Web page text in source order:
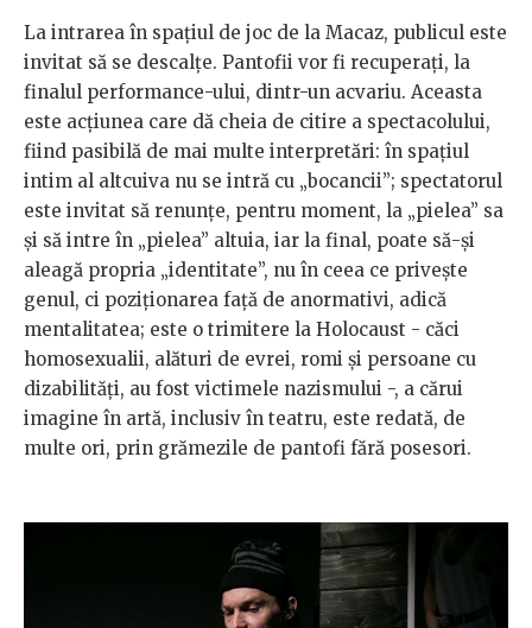
La intrarea în spaţiul de joc de la Macaz, publicul este
invitat să se descalţe. Pantofii vor fi recuperaţi, la
finalul performance-ului, dintr-un acvariu. Aceasta
este acţiunea care dă cheia de citire a spectacolului,
fiind pasibilă de mai multe interpretări: în spaţiul
intim al altcuiva nu se intră cu „bocancii”; spectatorul
este invitat să renunţe, pentru moment, la „pielea” sa
şi să intre în „pielea” altuia, iar la final, poate să-şi
aleagă propria „identitate”, nu în ceea ce priveşte
genul, ci poziţionarea faţă de anormativi, adică
mentalitatea; este o trimitere la Holocaust - căci
homosexualii, alături de evrei, romi şi persoane cu
dizabilităţi, au fost victimele nazismului -, a cărui
imagine în artă, inclusiv în teatru, este redată, de
multe ori, prin grămezile de pantofi fără posesori.